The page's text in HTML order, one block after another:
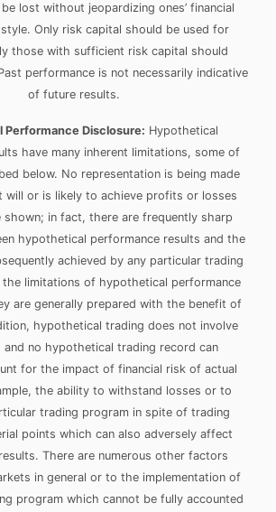
lost without jeopardizing ones’ financial
Only risk capital should be used for
those with sufficient risk capital should
performance is not necessarily indicative
of future results.
Performance Disclosure: Hypothetical
have many inherent limitations, some of
below. No representation is being made
will or is likely to achieve profits or losses
in fact, there are frequently sharp
hypothetical performance results and the
achieved by any particular trading
the limitations of hypothetical performance
are generally prepared with the benefit of
hypothetical trading does not involve
and no hypothetical trading record can
for the impact of financial risk of actual
the ability to withstand losses or to
trading program in spite of trading
points which can also adversely affect
There are numerous other factors
in general or to the implementation of
program which cannot be fully accounted